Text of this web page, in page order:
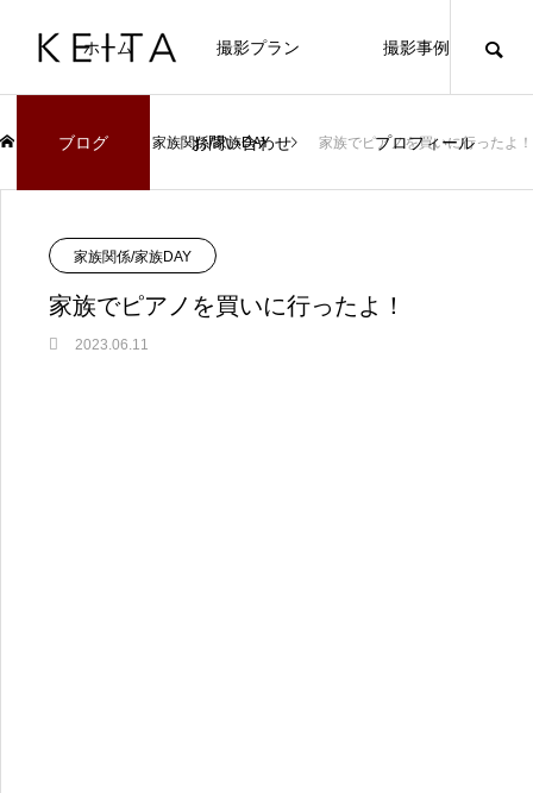
ホーム 撮影プラン 撮影事例
ブログ お問い合わせ プロフィール
ブログ 家族関係/家族DAY 家族でピアノを買いに行ったよ！
家族関係/家族DAY
家族でピアノを買いに行ったよ！
2023.06.11